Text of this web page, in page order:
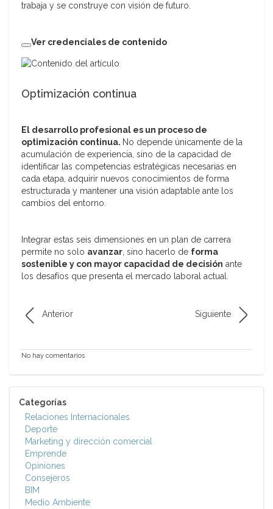
trabaja y se construye con visión de futuro.
Ver credenciales de contenido
Optimización continua
El desarrollo profesional es un proceso de
optimización continua. No depende únicamente de la
acumulación de experiencia, sino de la capacidad de
identificar las competencias estratégicas necesarias en
cada etapa, adquirir nuevos conocimientos de forma
estructurada y mantener una visión adaptable ante los
cambios del entorno.
Integrar estas seis dimensiones en un plan de carrera
permite no solo avanzar, sino hacerlo de forma
sostenible y con mayor capacidad de decisión ante
los desafíos que presenta el mercado laboral actual.
Anterior Siguiente
No hay comentarios
Categorías
Relaciones Internacionales
Deporte
Marketing y dirección comercial
Emprende
Opiniones
Consejeros
BIM
Medio Ambiente